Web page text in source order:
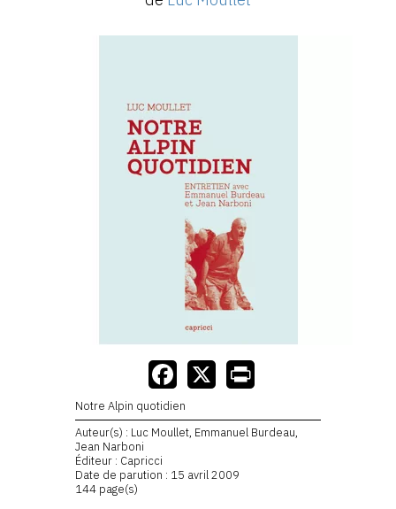
Notre Alpin quotidien
Auteur(s) : Luc Moullet, Emmanuel Burdeau,
Jean Narboni
Éditeur : Capricci
Date de parution : 15 avril 2009
144 page(s)